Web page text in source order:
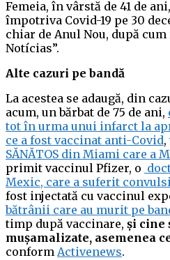
Femeia, în vârstă de 41 de
împotriva Covid-19 pe 30
chiar de Anul Nou, după cum
Notícias”.
Alte cazuri pe bandă
La acestea se adaugă, din
acum, un bărbat de 75 de ani,
tot în urma unui infarct la
ce a fost vaccinat anti-Covid
SĂNĂTOS din Miami care a
primit vaccinul Pfizer, o
Mexic, care a suferit
fost injectată cu vaccinul
bătrânii care au murit pe
timp după vaccinare, și cine
mușamalizate, asemenea
conform Activenews.